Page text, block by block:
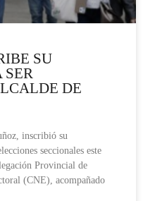
SU
SER
DE
inscribió su
seccionales este
Provincial de
(CNE), acompañado